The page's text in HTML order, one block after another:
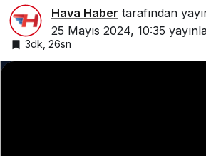
Hava Haber tarafından
25 Mayıs 2024, 10:35
3dk, 26sn